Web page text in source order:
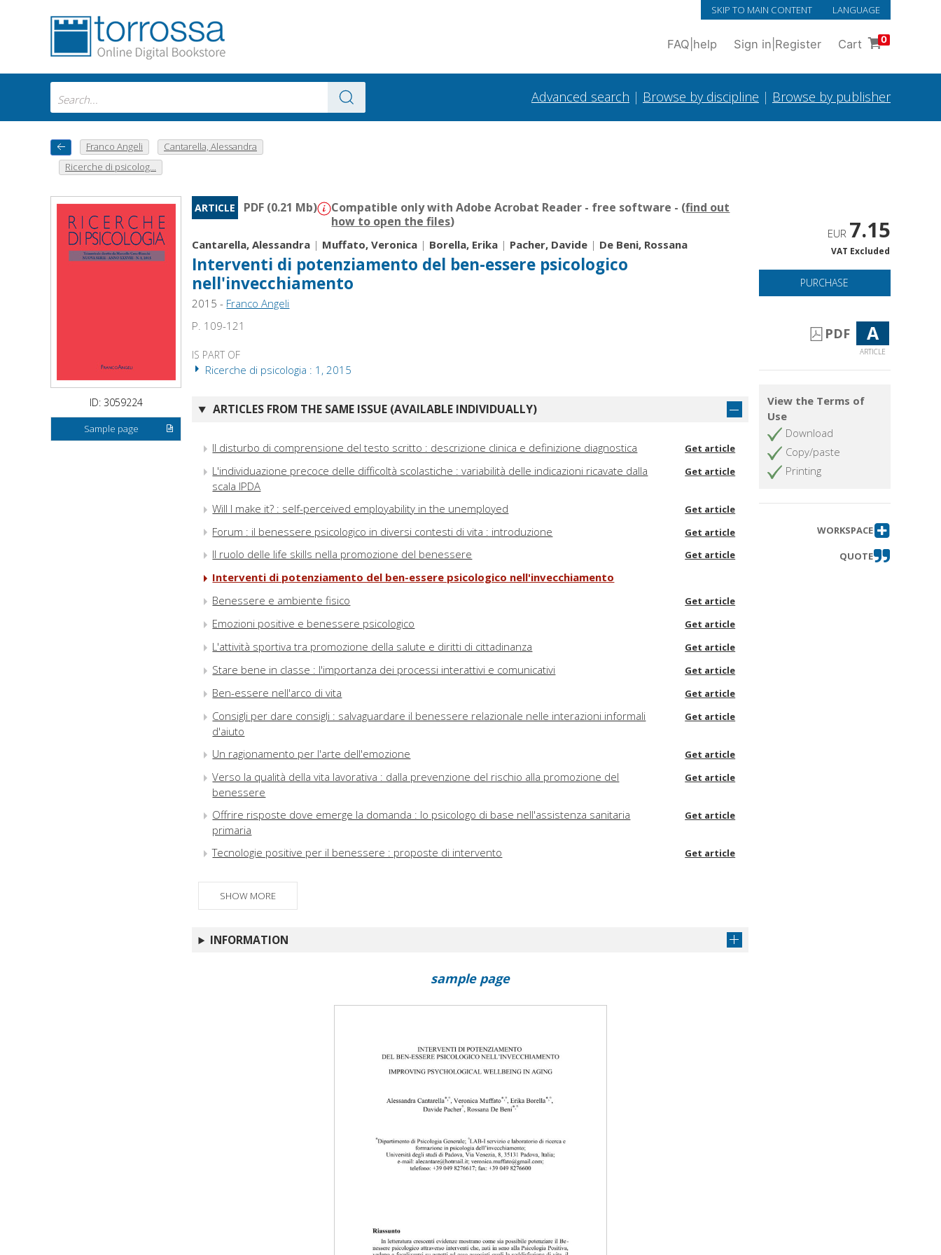
SKIP TO MAIN CONTENT LANGUAGE
FAQ help Sign in Register Cart 0
Advanced search | Browse by discipline | Browse by publisher
Franco Angeli
Cantarella, Alessandra
Ricerche di psicolog...
ID: 3059224
Sample page
ARTICLE PDF (0.21 Mb) Compatible only with Adobe Acrobat Reader - free software - (find out
how to open the files)
Cantarella, Alessandra | Muffato, Veronica | Borella, Erika | Pacher, Davide | De Beni, Rossana
Interventi di potenziamento del ben-essere psicologico
nell'invecchiamento
2015 - Franco Angeli
P. 109-121
IS PART OF
Ricerche di psicologia : 1, 2015
ARTICLES FROM THE SAME ISSUE (AVAILABLE INDIVIDUALLY)
Il disturbo di comprensione del testo scritto : descrizione clinica e definizione diagnostica Get article
L'individuazione precoce delle difficoltà scolastiche : variabilità delle indicazioni ricavate dalla
scala IPDA
Get article
Will I make it? : self-perceived employability in the unemployed Get article
Forum : il benessere psicologico in diversi contesti di vita : introduzione Get article
Il ruolo delle life skills nella promozione del benessere Get article
Interventi di potenziamento del ben-essere psicologico nell'invecchiamento
Benessere e ambiente fisico
Get article
Emozioni positive e benessere psicologico Get article
L'attività sportiva tra promozione della salute e diritti di cittadinanza Get article
Stare bene in classe : l'importanza dei processi interattivi e comunicativi Get article
Ben-essere nell'arco di vita Get article
Consigli per dare consigli : salvaguardare il benessere relazionale nelle interazioni informali
d'aiuto
Get article
Un ragionamento per l'arte dell'emozione Get article
Verso la qualità della vita lavorativa : dalla prevenzione del rischio alla promozione del
benessere
Get article
Offrire risposte dove emerge la domanda : lo psicologo di base nell'assistenza sanitaria
primaria
Get article
Tecnologie positive per il benessere : proposte di intervento Get article
SHOW MORE
INFORMATION
EUR 7.15
VAT Excluded
PURCHASE
PDF A
ARTICLE
View the Terms of
Use
Download
Copy/paste
Printing
WORKSPACE
QUOTE
sample page